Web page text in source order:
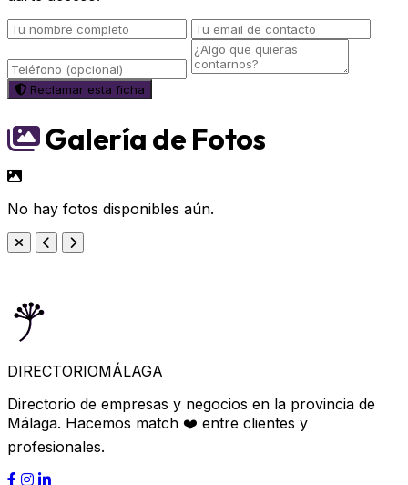
Reclamar esta ficha
Galería de Fotos
No hay fotos disponibles aún.
DIRECTORIOMÁLAGA
Directorio de empresas y negocios en la provincia de
Málaga. Hacemos match ❤️ entre clientes y
profesionales.